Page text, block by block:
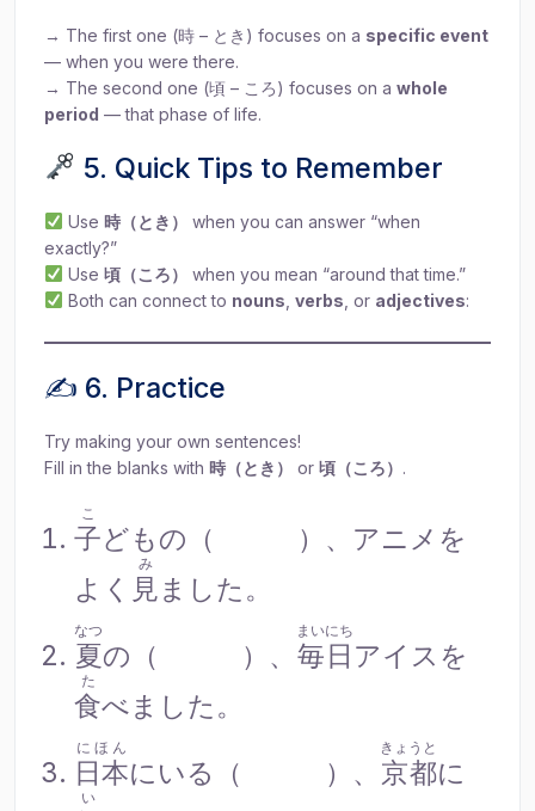
→ The first one (時 – とき) focuses on a specific event
— when you were there.
→ The second one (頃 – ころ) focuses on a whole
period — that phase of life.
5. Quick Tips to Remember
Use 時（とき）
when you can answer “when
exactly?”
Use 頃（ころ）
when you mean “around that time.”
Both can connect to nouns verbs , or adjectives:
✍️ 6. Practice
Try making your own sentences!
Fill in the blanks with 時（とき） or 頃（ころ） .
子
こ
どもの（ ）、アニメを
よく 見
み
ました。
夏
なつ
の（ ）、 毎日
まいにち
アイスを
食
た
べました。
日本
にほん
にいる（ ）、 京都
きょうと
に
い